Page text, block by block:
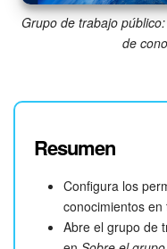
Grupo de trabajo
de
Resumen
Configura los
conocimientos
Abre el grupo de